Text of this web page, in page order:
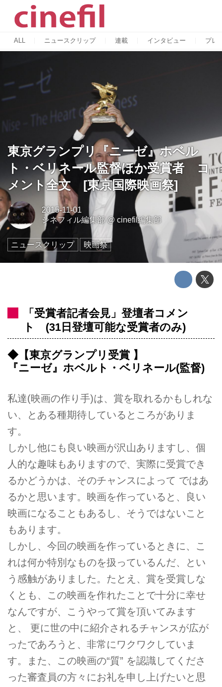
ALL ニュースクリップ 連載 インタビュー プレ
東京グランプリ『ニーゼ』ホベル
ト・ベリネール監督ほか受賞者 コ
メント全文 [東京国際映画祭]
2015-11-01
シネフィル編集部 @ cinefil編集部
ニュースクリップ 映画祭
「受賞者記者会見」登壇者コメン
ト (31日登壇可能な受賞者のみ)
◆【東京グランプリ受賞 】
『ニーゼ』ホベルト・ベリネール(監督)
私達(映画の作り手)は、賞を取れるかもしれな
い、とある種期待しているところがありま
す。
しかし他にも良い映画が沢山ありますし、個
人的な趣味もありますので、実際に受賞でき
るかどうかは、そのチャンスによって ではあ
るかと思います。映画を作っていると、良い
映画になることもあるし、そうではないこと
もあります。
しかし、今回の映画を作っているときに、こ
れは何か特別なものを扱っているんだ、とい
う感触がありました。たとえ、賞を受賞しな
くとも、この映画を作れたことで十分に幸せ
なんですが、こうやって賞を頂いてみます
と、 更に世の中に紹介されるチャンスが広が
ったであろうと、非常にワクワクしていま
す。また、この映画の“質” を認識してくださ
った審査員の方々にお礼を申し上げたいと思